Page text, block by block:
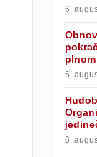
6.
6.
6.